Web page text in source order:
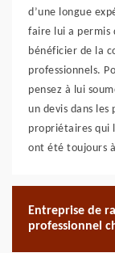
d’une longue
faire lui a permis
bénéficier de la
professionnels.
pensez à lui
un devis dans les
propriétaires qui
ont été toujours
Entreprise de
professionnel